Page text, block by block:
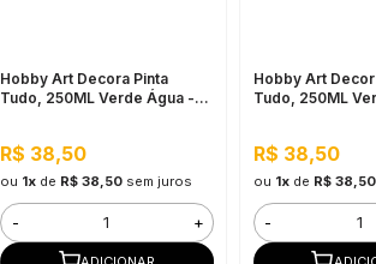
Hobby Art Decora Pinta
Tudo, 250ML Verde Água -
R$ 38,50
ou 1x de R$ 38,50 sem juros
- +
Hobby Art
Tudo, 250ML
R$ 38,50
ou 1xde R$ 38,50
-